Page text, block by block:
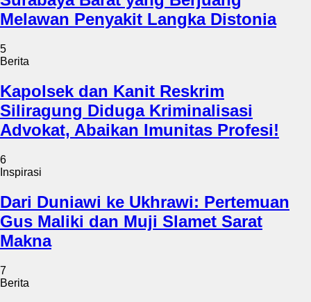
Melawan Penyakit Langka Distonia
5
Berita
Kapolsek dan Kanit Reskrim
Siliragung Diduga Kriminalisasi
Advokat, Abaikan Imunitas Profesi!
6
Inspirasi
Dari Duniawi ke Ukhrawi: Pertemuan
Gus Maliki dan Muji Slamet Sarat
Makna
7
Berita